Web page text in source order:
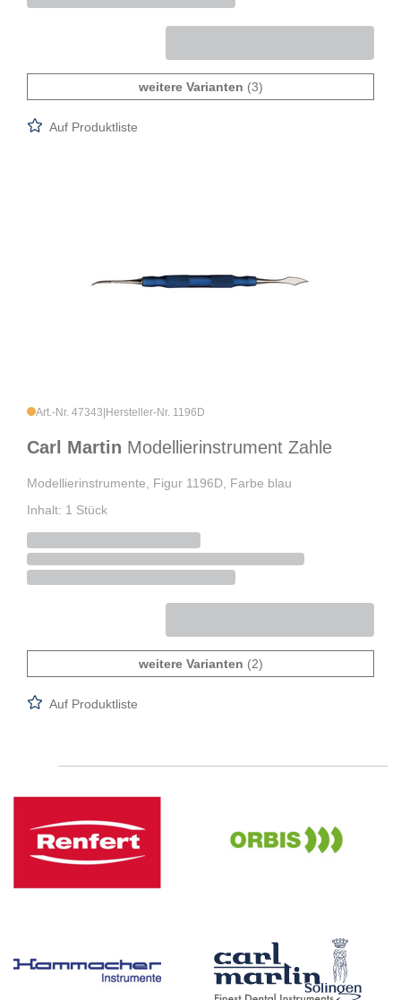
weitere Varianten (3)
Auf Produktliste
Art.-Nr. 47343 Hersteller-Nr. 1196D
Carl Martin Modellierinstrument Zahle
Modellierinstrumente, Figur 1196D, Farbe blau
Inhalt: 1 Stück
weitere Varianten (2)
Auf Produktliste